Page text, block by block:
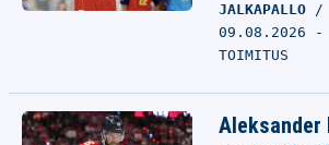
JALKAPALLO
09.08.2026 -
TOIMITUS
Aleksander